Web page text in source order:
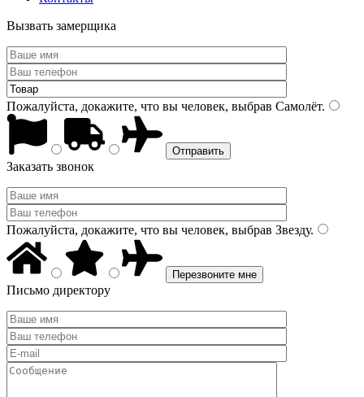
Вызвать замерщика
Пожалуйста, докажите, что вы человек, выбрав Самолёт.
Заказать звонок
Пожалуйста, докажите, что вы человек, выбрав Звезду.
Письмо директору